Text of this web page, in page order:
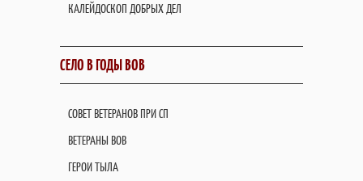
КАЛЕЙДОСКОП ДОБРЫХ ДЕЛ
СЕЛО В ГОДЫ ВОВ
СОВЕТ ВЕТЕРАНОВ ПРИ СП
ВЕТЕРАНЫ ВОВ
ГЕРОИ ТЫЛА